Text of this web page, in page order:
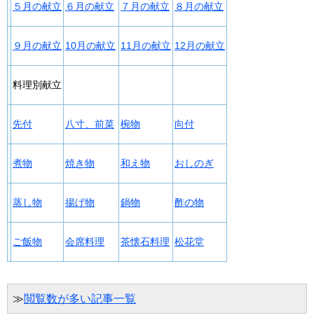
５月の献立 ６月の献立 ７月の献立 ８月の献立
９月の献立 10月の献立 11月の献立 12月の献立
料理別献立
先付 八寸、前菜 椀物 向付
煮物 焼き物 和え物 おしのぎ
蒸し物 揚げ物 鍋物 酢の物
ご飯物 会席料理 茶懐石料理 松花堂
≫閲覧数が多い記事一覧